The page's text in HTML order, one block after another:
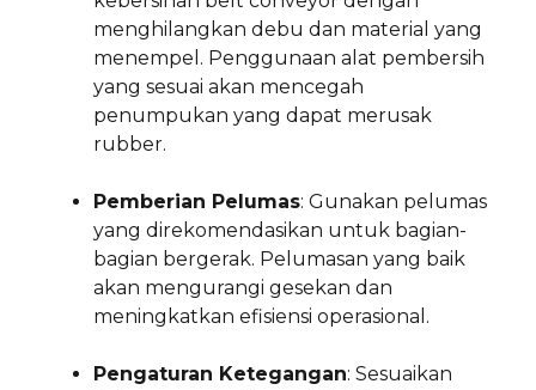
menghilangkan debu dan material yang
menempel. Penggunaan alat pembersih
yang sesuai akan mencegah
penumpukan yang dapat merusak
rubber.
Pemberian Pelumas: Gunakan pelumas
yang direkomendasikan untuk bagian-
bagian bergerak. Pelumasan yang baik
akan mengurangi gesekan dan
meningkatkan efisiensi operasional.
Pengaturan Ketegangan: Sesuaikan